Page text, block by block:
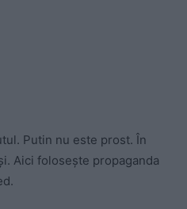
Putin nu este prost. În
Aici folosește propaganda